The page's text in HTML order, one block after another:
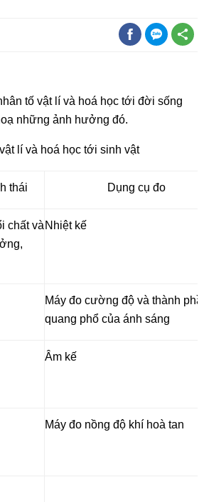
tố vật lí và hoá học tới đời sống
những ảnh hưởng đó.
lí và hoá học tới sinh vật
thái Dụng cụ đo
chất và Nhiệt kế
Máy đo cường độ và thành phần
quang phổ của ánh sáng
Âm kế
Máy đo nồng độ khí hoà tan